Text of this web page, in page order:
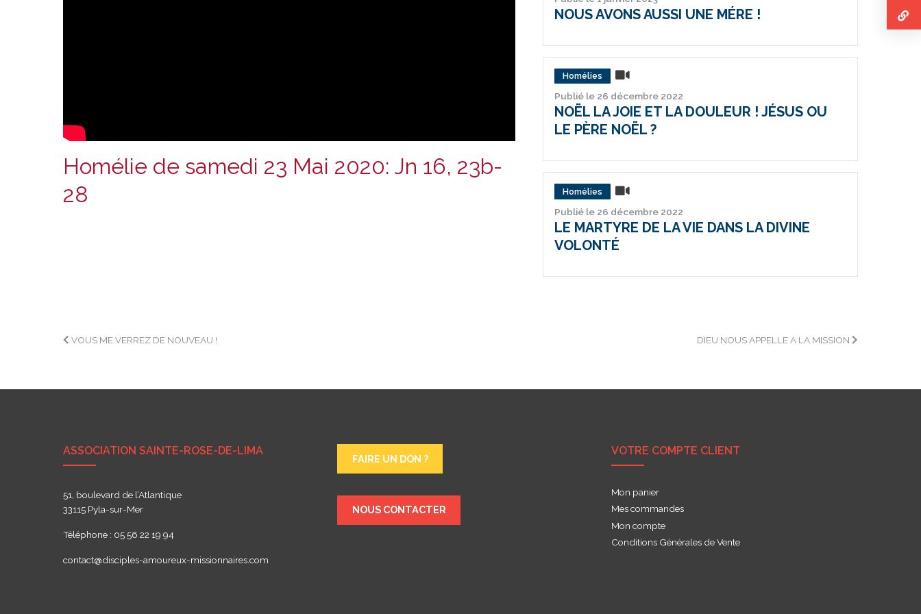
Homélie de samedi 23 Mai 2020: Jn 16, 23b-
28
NOUS AVONS AUSSI UNE MÉRE !
Homélies
Publié le 26 décembre 2022
NOËL LA JOIE ET LA DOULEUR ! JÉSUS OU
LE PÈRE NOËL ?
Homélies
Publié le 26 décembre 2022
LE MARTYRE DE LA VIE DANS LA DIVINE
VOLONTÉ
Navigation
VOUS ME VERREZ DE NOUVEAU ! DIEU NOUS APPELLE A LA MISSION
ASSOCIATION SAINTE-ROSE-DE-LIMA
51, boulevard de l’Atlantique
33115 Pyla-sur-Mer
Téléphone : 05 56 22 19 94
contact@disciples-amoureux-missionnaires.com
FAIRE UN DON ?
NOUS CONTACTER
VOTRE COMPTE CLIENT
Mon panier
Mes commandes
Mon compte
Conditions Générales de Vente